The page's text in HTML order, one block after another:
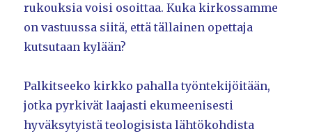
rukouksia voisi osoittaa. Kuka kirkossamme
on vastuussa siitä, että tällainen opettaja
kutsutaan kylään?
Palkitseeko kirkko pahalla työntekijöitään,
jotka pyrkivät laajasti ekumeenisesti
hyväksytyistä teologisista lähtökohdista